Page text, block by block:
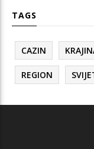
TAGS
CAZIN
REGION